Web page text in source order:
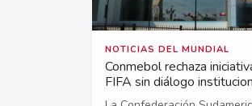
NOTICIAS DEL MUNDIAL
Conmebol rechaza
FIFA sin diálogo